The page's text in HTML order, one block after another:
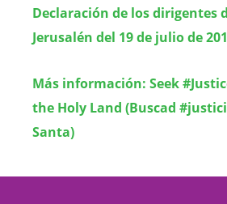
Declaración de los dirigentes
Jerusalén del 19 de julio de
Más información: Seek
the Holy Land (Buscad
Santa)